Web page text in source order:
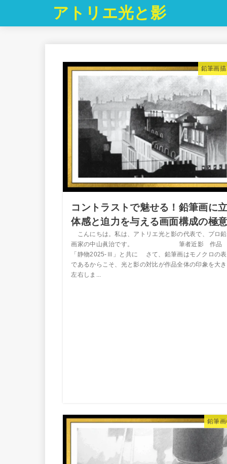
アトリエ光と影
鉛筆画
コントラストで魅せる！鉛筆画に
体感と迫力を与える画面構成の極
こんにちは。私は、アトリエ光と影の代表で、プロ
画家の中山眞治です。 筆者近影 作品
「静物2025-Ⅲ」と共に さて、鉛筆画はモノクロの
であるからこそ、光と影の対比が作品全体の印象を大
左右しま...
鉛筆